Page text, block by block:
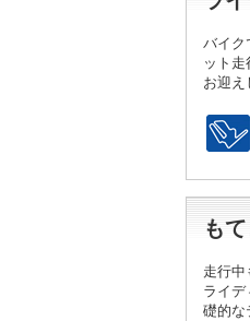
交通教育センター
森のレストラン
バイク
ット
お迎え
も
走行中
ライデ
礎的な